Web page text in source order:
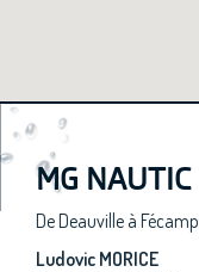
MG NAUTIC
De Deauville à Fécamp
Ludovic MORICE